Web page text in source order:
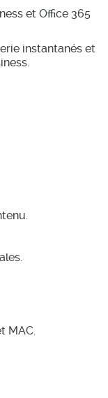
et Office 365
instantanés et
MAC.